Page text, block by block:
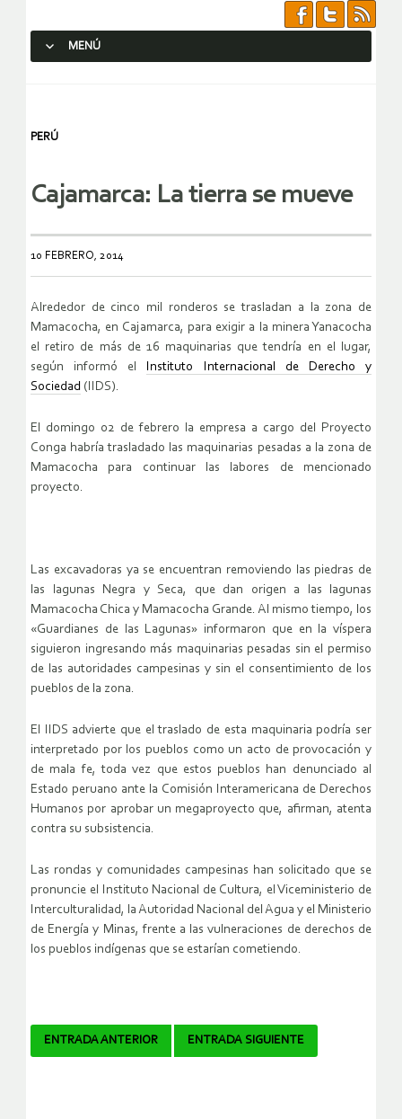
MENÚ
PERÚ
Cajamarca: La tierra se mueve
10 FEBRERO, 2014
Alrededor de cinco mil ronderos se trasladan a la zona de
Mamacocha, en Cajamarca, para exigir a la minera Yanacocha
el retiro de más de 16 maquinarias que tendría en el lugar,
según informó el Instituto Internacional de Derecho y
Sociedad (IIDS).
El domingo 02 de febrero la empresa a cargo del Proyecto
Conga habría trasladado las maquinarias pesadas a la zona de
Mamacocha para continuar las labores de mencionado
proyecto.
Las excavadoras ya se encuentran removiendo las piedras de
las lagunas Negra y Seca, que dan origen a las lagunas
Mamacocha Chica y Mamacocha Grande. Al mismo tiempo, los
«Guardianes de las Lagunas» informaron que en la víspera
siguieron ingresando más maquinarias pesadas sin el permiso
de las autoridades campesinas y sin el consentimiento de los
pueblos de la zona.
El IIDS advierte que el traslado de esta maquinaria podría ser
interpretado por los pueblos como un acto de provocación y
de mala fe, toda vez que estos pueblos han denunciado al
Estado peruano ante la Comisión Interamericana de Derechos
Humanos por aprobar un megaproyecto que, afirman, atenta
contra su subsistencia.
Las rondas y comunidades campesinas han solicitado que se
pronuncie el Instituto Nacional de Cultura, el Viceministerio de
Interculturalidad, la Autoridad Nacional del Agua y el Ministerio
de Energía y Minas, frente a las vulneraciones de derechos de
los pueblos indígenas que se estarían cometiendo.
Navegador
ENTRADA ANTERIOR ENTRADA SIGUIENTE